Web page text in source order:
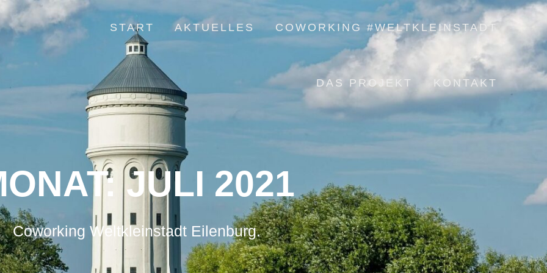
START AKTUELLES COWORKING #WELTKLEINSTADT
DAS PROJEKT KONTAKT
JULI 2021
Coworking Weltkleinstadt Eilenburg.